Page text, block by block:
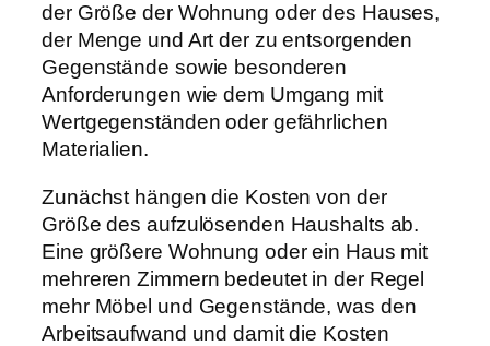
der Größe der Wohnung oder des Hauses,
der Menge und Art der zu entsorgenden
Gegenstände sowie besonderen
Anforderungen wie dem Umgang mit
Wertgegenständen oder gefährlichen
Materialien.
Zunächst hängen die Kosten von der
Größe des aufzulösenden Haushalts ab.
Eine größere Wohnung oder ein Haus mit
mehreren Zimmern bedeutet in der Regel
mehr Möbel und Gegenstände, was den
Arbeitsaufwand und damit die Kosten